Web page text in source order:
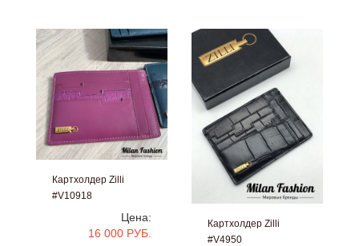
Картхолдер Zilli
#V10918
Цена:
16 000 РУБ.
Картхолдер Zilli
#V4950